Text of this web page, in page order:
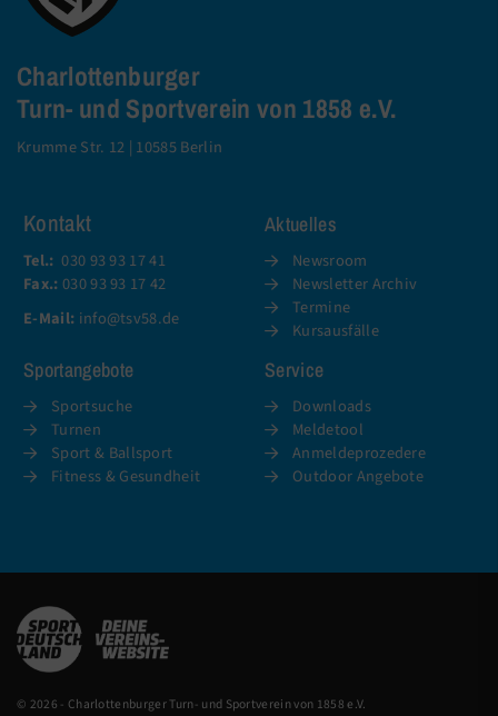
Charlottenburger
Turn- und Sportverein von 1858 e.V.
Krumme Str. 12 | 10585 Berlin
Kontakt
Tel.: 030 93 93 17 41
Fax.:030 93 93 17 42
E-Mail: info@tsv58.de
Aktuelles
Newsroom
Newsletter Archiv
Termine
Kursausfälle
Sportangebote
Sportsuche
Turnen
Sport & Ballsport
Fitness & Gesundheit
Service
Downloads
Meldetool
Anmeldeprozedere
Outdoor Angebote
© 2026 - Charlottenburger Turn- und Sportverein von 1858 e.V.